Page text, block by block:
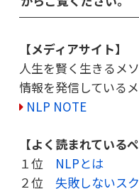
【メディアサイト】
人生を賢く生きるメ
情報を発信している
NLP NOTE
【よく読まれている
１位 NLPとは
２位 失敗しないス